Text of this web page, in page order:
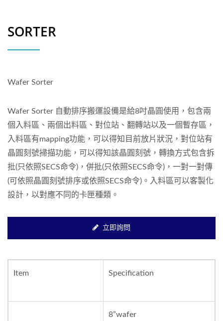
SORTER
Wafer Sorter
Wafer Sorter 自動排序搬運設備是給8吋晶圓使用，包含兩
個入料區、兩個出料區、對位站、翻轉站以及一個暫存區，
入料區有mapping功能，可以得知目前放片狀況，對位站有
晶圓刻號掃描功能，可以得知該晶圓刻號，轉換方式包含拆
批(只依照SECS命令)，併批(只依照SECS命令)，一對一對傳
(可依照晶圓刻號排序或依照SECS命令)。入料區可以客製化
設計，以對應不同的卡匣種類。
立即詢問
Item Specification
8”wafer